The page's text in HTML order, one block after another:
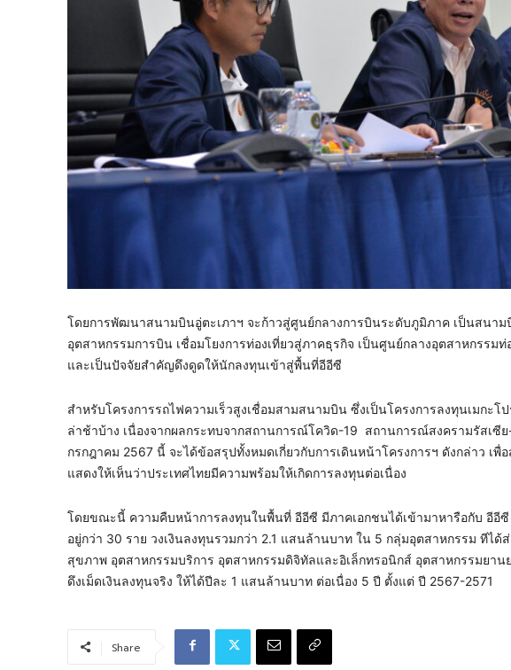
โดยการพัฒนาสนามบินอู่ตะเภาฯ จะก้าวสู่ศูนย์กลางการบินระดับภูมิภาค เป็นสนา
อุตสาหกรรมการบิน เชื่อมโยงการท่องเที่ยวสู่ภาคธุรกิจ เป็นศูนย์กลางอุตสาหกรรม
และเป็นปัจจัยสำคัญดึงดูดให้นักลงทุนเข้าสู่พื้นที่อีอีซี
สำหรับโครงการรถไฟความเร็วสูงเชื่อมสามสนามบิน ซึ่งเป็นโครงการลงทุนเมก
ล่าช้าบ้าง เนื่องจากผลกระทบจากสถานการณ์โควิด-19 สถานการณ์สงครามรัสเซี
กรกฎาคม 2567 นี้ จะได้ข้อสรุปทั้งหมดเกี่ยวกับการเดินหน้าโครงการฯ ดังกล่าว เ
แสดงให้เห็นว่าประเทศไทยมีความพร้อมให้เกิดการลงทุนต่อเนื่อง
โดยขณะนี้ ความคืบหน้าการลงทุนในพื้นที่ อีอีซี มีภาคเอกชนได้เข้ามาหารือกับ อี
อยู่กว่า 30 ราย วงเงินลงทุนรวมกว่า 2.1 แสนล้านบาท ใน 5 กลุ่มอุตสาหกรรม ทีไ
สุขภาพ อุตสาหกรรมบริการ อุตสาหกรรมดิจิทัลและอิเล็กทรอนิกส์ อุตสาหกรรมยา
ดึงเม็ดเงินลงทุนจริง ให้ได้ปีละ 1 แสนล้านบาท ต่อเนื่อง 5 ปี ตั้งแต่ ปี 2567-2571
Share